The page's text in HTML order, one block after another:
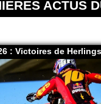
ACTUS
: Victoires de